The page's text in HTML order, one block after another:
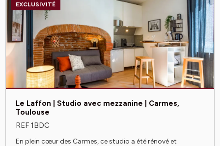
EXCLUSIVITÉ
Le Laffon | Studio avec mezzanine | Carmes,
Toulouse
REF 1BDC
En plein cœur des Carmes, ce studio a été rénové et